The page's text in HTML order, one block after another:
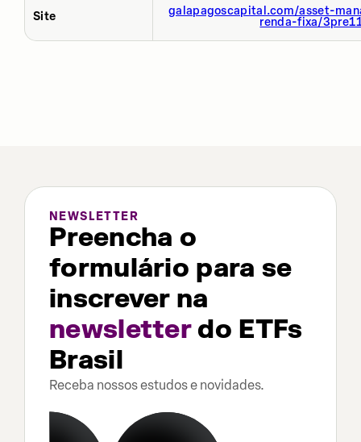
Site
galapagoscapital.com/asset-
renda-fixa/
NEWSLETTER
Preencha o
formulário para se
inscrever na
newsletterdo ETFs
Brasil
Receba nossos estudos e novidades.